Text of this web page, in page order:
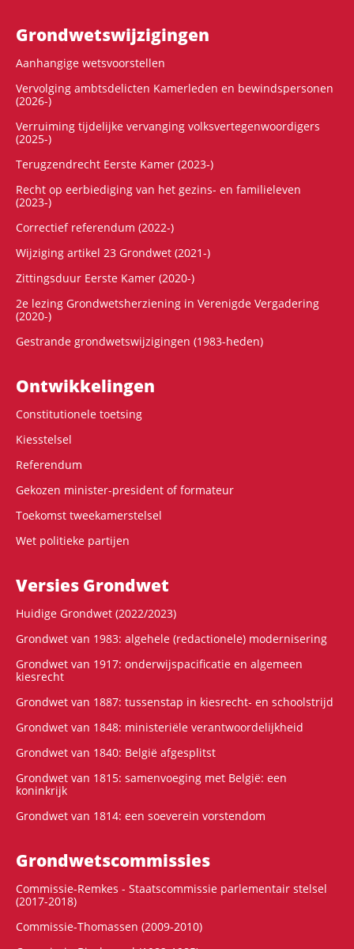
Grondwets­wijzigingen
Aanhangige wetsvoorstellen
Vervolging ambtsdelicten Kamerleden en bewindspersonen
(2026-)
Verruiming tijdelijke vervanging volksvertegenwoordigers
(2025-)
Terugzendrecht Eerste Kamer (2023-)
Recht op eerbiediging van het gezins- en familieleven
(2023-)
Correctief referendum (2022-)
Wijziging artikel 23 Grondwet (2021-)
Zittingsduur Eerste Kamer (2020-)
2e lezing Grondwetsherziening in Verenigde Vergadering
(2020-)
Gestrande grondwetswijzigingen (1983-heden)
Ontwikke­lingen
Constitutionele toetsing
Kiesstelsel
Referendum
Gekozen minister-president of formateur
Toekomst tweekamerstelsel
Wet politieke partijen
Versies Grondwet
Huidige Grondwet (2022/2023)
Grondwet van 1983: algehele (redactionele) modernisering
Grondwet van 1917: onderwijspacificatie en algemeen
kiesrecht
Grondwet van 1887: tussenstap in kiesrecht- en schoolstrijd
Grondwet van 1848: ministeriële verantwoordelijkheid
Grondwet van 1840: België afgesplitst
Grondwet van 1815: samenvoeging met België: een
koninkrijk
Grondwet van 1814: een soeverein vorstendom
Grondwets­commissies
Commissie-Remkes - Staatscommissie parlementair stelsel
(2017-2018)
Commissie-Thomassen (2009-2010)